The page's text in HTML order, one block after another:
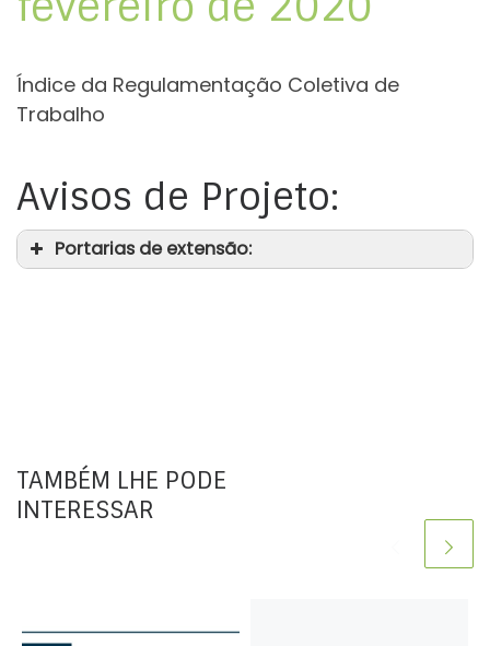
Índice da Regulamentação Coletiva de
Trabalho
Avisos de Projeto:
Portarias de extensão:
TAMBÉM LHE PODE
INTERESSAR